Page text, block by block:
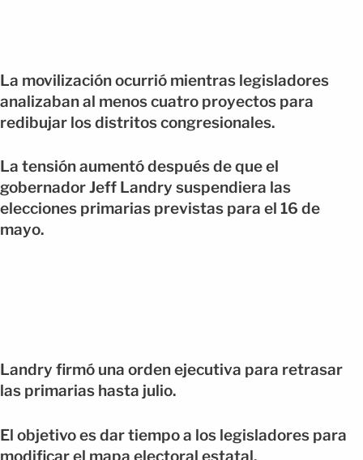
La movilización ocurrió mientras legisladores
analizaban al menos cuatro proyectos para
redibujar los distritos congresionales.
La tensión aumentó después de que el
gobernador Jeff Landry suspendiera las
elecciones primarias previstas para el 16 de
mayo.
Landry firmó una orden ejecutiva para retrasar
las primarias hasta julio.
El objetivo es dar tiempo a los legisladores para
modificar el mapa electoral estatal.